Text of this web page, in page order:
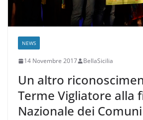
NEWS
14 Novembre 2017 BellaSicilia
Un altro
Terme Vigliatore alla
Nazionale dei